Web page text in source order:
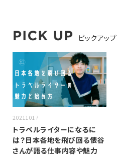
ピックアップ
20211017
トラベルライターになるに
は？日本各地を飛び回る俵谷
さんが語る仕事内容や魅力